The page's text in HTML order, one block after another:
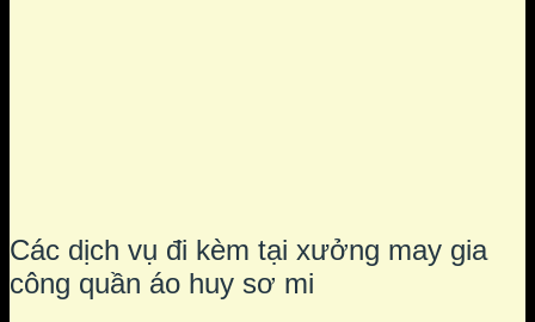
Các dịch vụ đi kèm tại xưởng may gia
công quần áo huy sơ mi